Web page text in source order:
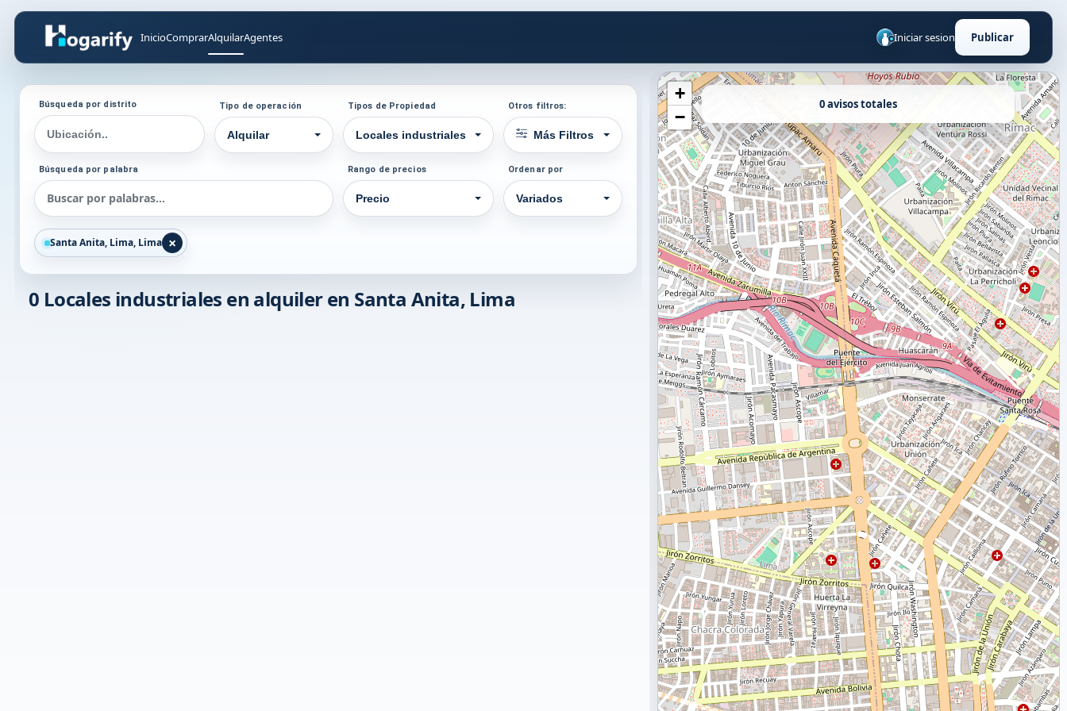
InicioComprarAlquilarAgentes Iniciar sesion Publicar
0 avisos totales
+
−
Búsqueda por distrito Tipo de operación
Alquilar
Tipos de Propiedad
Locales industriales
Otros filtros:
Más Filtros
Búsqueda por palabra Rango de precios
Precio
Ordenar por
Variados
Santa Anita, Lima, Lima ×
0 Locales industriales en alquiler en Santa Anita, Lima